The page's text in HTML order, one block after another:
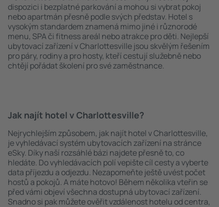
dispozici i bezplatné parkování a mohou si vybrat pokoj
nebo apartmán přesně podle svých představ. Hotel s
vysokým standardem znamená mimo jiné i různorodé
menu, SPA či fitness areál nebo atrakce pro děti. Nejlepší
ubytovací zařízení v Charlottesville jsou skvělým řešením
pro páry, rodiny a pro hosty, kteří cestují služebně nebo
chtějí pořádat školení pro své zaměstnance.
Jak najít hotel v Charlottesville?
Nejrychlejším způsobem, jak najít hotel v Charlottesville,
je vyhledávací systém ubytovacích zařízení na stránce
eSky. Díky naší rozsáhlé bázi najdete přesně to, co
hledáte. Do vyhledávacích polí vepište cíl cesty a vyberte
data příjezdu a odjezdu. Nezapomeňte ještě uvést počet
hostů a pokojů. A máte hotovo! Během několika vteřin se
před vámi objeví všechna dostupná ubytovací zařízení.
Snadno si pak můžete ověřit vzdálenost hotelu od centra,